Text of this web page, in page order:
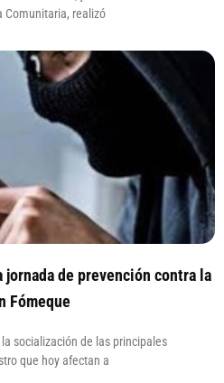
Comunitaria, realizó
jornada de prevención contra la
Fómeque
socialización de las principales
que hoy afectan a